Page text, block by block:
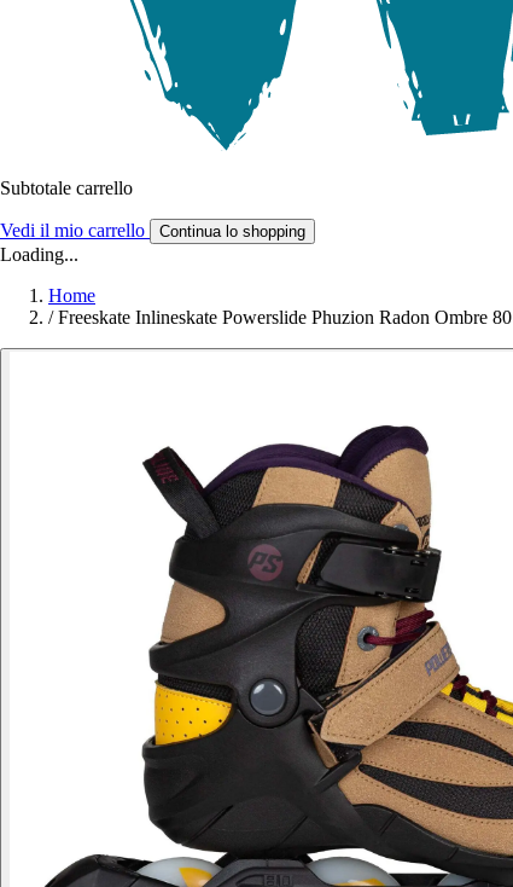
Subtotale carrello
Vedi il mio carrello Continua lo shopping
Loading...
Home
/ Freeskate Inlineskate Powerslide Phuzion Radon Ombre 80